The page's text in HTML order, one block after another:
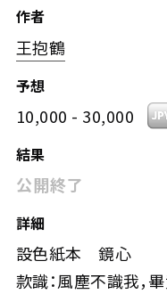
作者
王抱鶴
予想
10,000 - 30,000
結果
公開終了
詳細
設色紙本 鏡心
款識：風塵不識我，